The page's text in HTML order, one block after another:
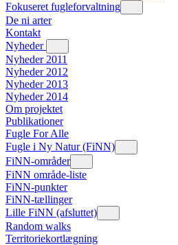
Fokuseret fugleforvaltning
De ni arter
Kontakt
Nyheder
Nyheder 2011
Nyheder 2012
Nyheder 2013
Nyheder 2014
Om projektet
Publikationer
Fugle For Alle
Fugle i Ny Natur (FiNN)
FiNN-områder
FiNN område-liste
FiNN-punkter
FiNN-tællinger
Lille FiNN (afsluttet)
Random walks
Territoriekortlægning